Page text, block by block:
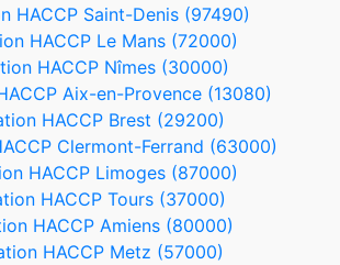
HACCP Saint-Denis (97490)
HACCP Le Mans (72000)
HACCP Nîmes (30000)
Aix-en-Provence (13080)
HACCP Brest (29200)
Clermont-Ferrand (63000)
HACCP Limoges (87000)
HACCP Tours (37000)
HACCP Amiens (80000)
HACCP Metz (57000)